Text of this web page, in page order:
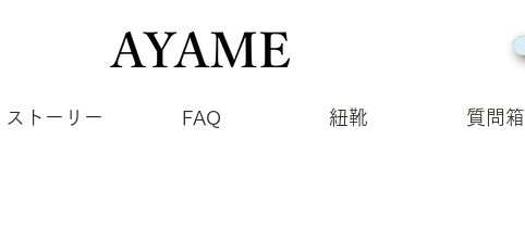
ストーリー FAQ 紐靴 質問箱